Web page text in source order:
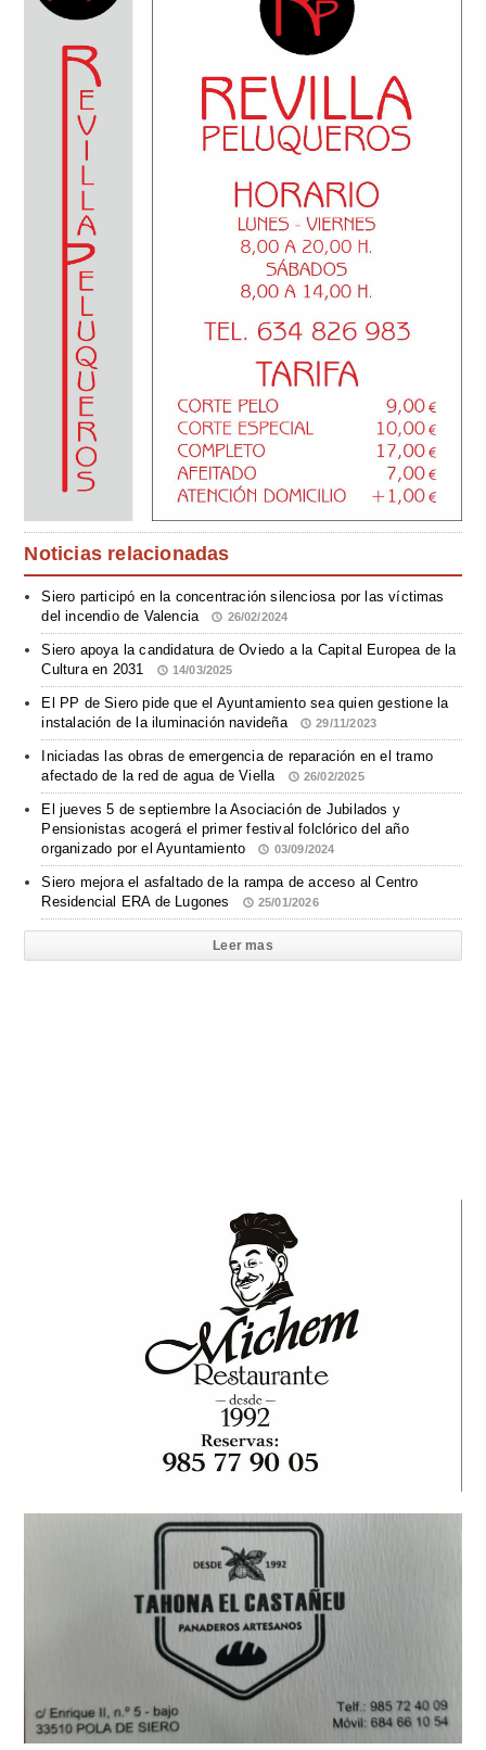
Noticias relacionadas
Siero participó en la concentración silenciosa por las víctimas
del incendio de Valencia
26/02/2024
Siero apoya la candidatura de Oviedo a la Capital Europea de la
Cultura en 2031
14/03/2025
El PP de Siero pide que el Ayuntamiento sea quien gestione la
instalación de la iluminación navideña
29/11/2023
Iniciadas las obras de emergencia de reparación en el tramo
afectado de la red de agua de Viella
26/02/2025
El jueves 5 de septiembre la Asociación de Jubilados y
Pensionistas acogerá el primer festival folclórico del año
organizado por el Ayuntamiento
03/09/2024
Siero mejora el asfaltado de la rampa de acceso al Centro
Residencial ERA de Lugones
25/01/2026
Leer mas